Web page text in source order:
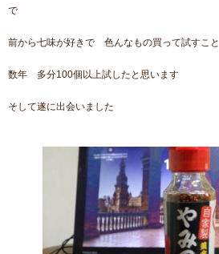
で
前から七味が好きで 色んなもの買って試すこと
数年 多分100個以上試したと思います
そして遂に出会いました